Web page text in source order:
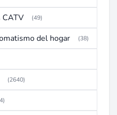
CATV (49)
del hogar (38)
(2640)